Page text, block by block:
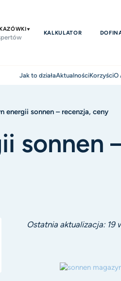
KALKULATOR
Jak to działaAktualnościKorzyściO
energii sonnen – recenzja, ceny
sonnen
Ostatnia aktualizacja: 19